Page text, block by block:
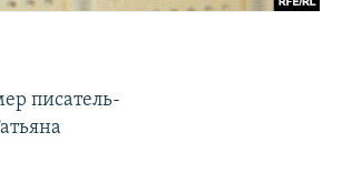
писатель-